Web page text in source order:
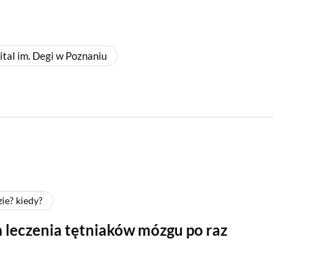
im. Degi w Poznaniu
kiedy?
tętniaków mózgu po raz